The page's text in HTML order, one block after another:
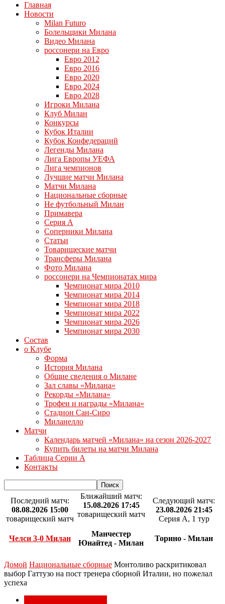
Главная
Новости
Milan Futuro
Болельщики Милана
Видео Милана
россонери на Евро
Евро 2012
Евро 2016
Евро 2020
Евро 2024
Евро 2028
Игроки Милана
Клуб Милан
Конкурсы
Кубок Италии
Кубок Конфедераций
Легенды Милана
Лига Европы УЕФА
Лига чемпионов
Лучшие матчи Милана
Матчи Милана
Национальные сборные
Не футбольный Милан
Примавера
Серия А
Соперники Милана
Статьи
Товарищеские матчи
Трансферы Милана
Фото Милана
россонери на Чемпионатах мира
Чемпионат мира 2010
Чемпионат мира 2014
Чемпионат мира 2018
Чемпионат мира 2022
Чемпионат мира 2026
Чемпионат мира 2030
Состав
о Клубе
Форма
История Милана
Общие сведения о Милане
Зал славы «Милана»
Рекорды «Милана»
Трофеи и награды «Милана»
Стадион Сан-Сиро
Миланелло
Матчи
Календарь матчей «Милана» на сезон 2026-2027
Купить билеты на матчи Милана
Таблица Серии А
Контакты
Последний матч:
08.08.2026 15:00
товарищеский матч
Челси 3-0 Милан
Ближайший матч:
15.08.2026 17:45
товарищеский матч
Манчестер
Юнайтед - Милан
Следующий матч:
23.08.2026 21:45
Серия А, 1 тур
Торино - Милан
Домой Национальные сборные Монтоливо раскритиковал
выбор Гаттузо на пост тренера сборной Италии, но пожелал
успеха